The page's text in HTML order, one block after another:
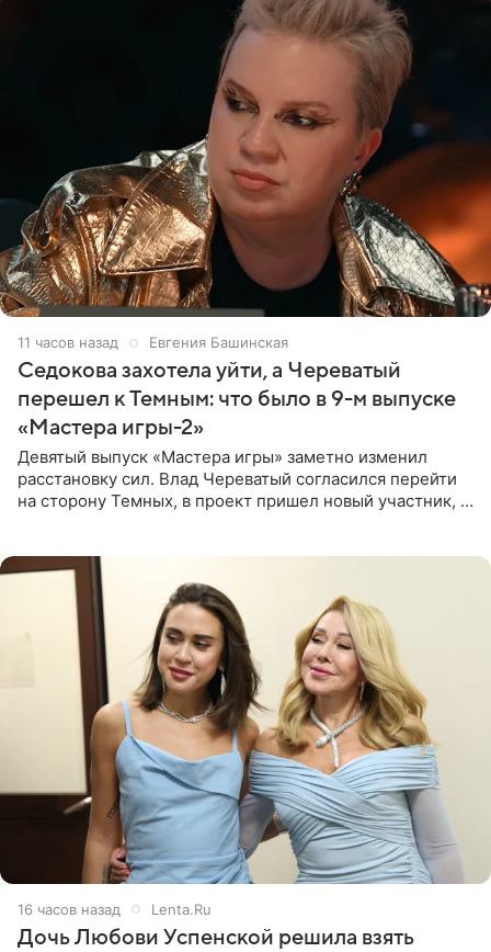
11 часов назад Евгения Башинская
Седокова захотела уйти, а Череватый
перешел к Темным: что было в 9-м выпуске
«Мастера игры-2»
Девятый выпуск «Мастера игры» заметно изменил
расстановку сил. Влад Череватый согласился перейти
на сторону Темных, в проект пришел новый участник, а
16 часов назад Lenta.Ru
Дочь Любови Успенской решила взять